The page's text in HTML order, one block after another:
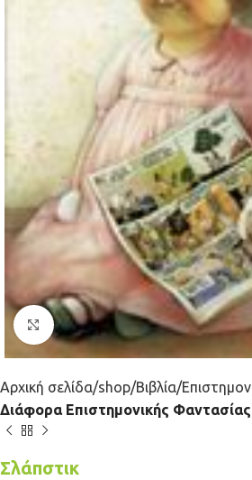
Κλικ για μεγέθυνση
Αρχική σελίδα shop Βιβλία
Διάφορα Επιστημονικής Φαντασίας
Σλάπστικ